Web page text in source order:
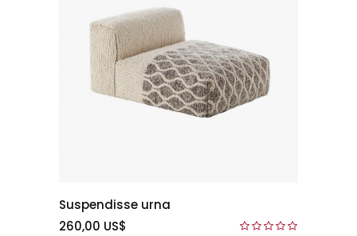
Suspendisse urna
260,00 US$